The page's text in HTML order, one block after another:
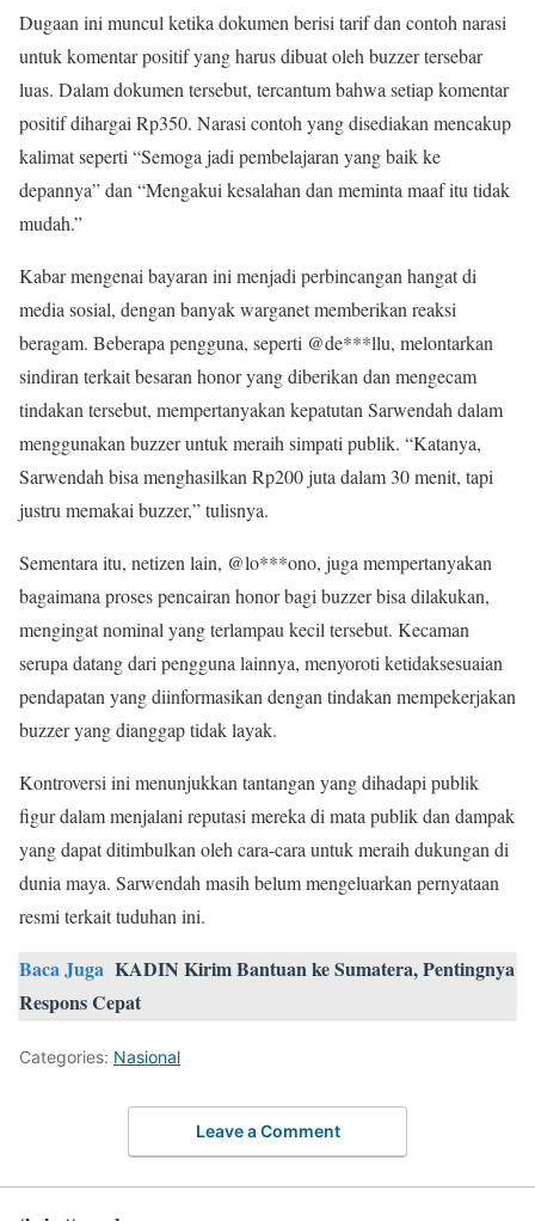
Dugaan ini muncul ketika dokumen berisi tarif dan contoh narasi
untuk komentar positif yang harus dibuat oleh buzzer tersebar
luas. Dalam dokumen tersebut, tercantum bahwa setiap komentar
positif dihargai Rp350. Narasi contoh yang disediakan mencakup
kalimat seperti “Semoga jadi pembelajaran yang baik ke
depannya” dan “Mengakui kesalahan dan meminta maaf itu tidak
mudah.”
Kabar mengenai bayaran ini menjadi perbincangan hangat di
media sosial, dengan banyak warganet memberikan reaksi
beragam. Beberapa pengguna, seperti @de***llu, melontarkan
sindiran terkait besaran honor yang diberikan dan mengecam
tindakan tersebut, mempertanyakan kepatutan Sarwendah dalam
menggunakan buzzer untuk meraih simpati publik. “Katanya,
Sarwendah bisa menghasilkan Rp200 juta dalam 30 menit, tapi
justru memakai buzzer,” tulisnya.
Sementara itu, netizen lain, @lo***ono, juga mempertanyakan
bagaimana proses pencairan honor bagi buzzer bisa dilakukan,
mengingat nominal yang terlampau kecil tersebut. Kecaman
serupa datang dari pengguna lainnya, menyoroti ketidaksesuaian
pendapatan yang diinformasikan dengan tindakan mempekerjakan
buzzer yang dianggap tidak layak.
Kontroversi ini menunjukkan tantangan yang dihadapi publik
figur dalam menjalani reputasi mereka di mata publik dan dampak
yang dapat ditimbulkan oleh cara-cara untuk meraih dukungan di
dunia maya. Sarwendah masih belum mengeluarkan pernyataan
resmi terkait tuduhan ini.
Baca Juga KADIN Kirim Bantuan ke Sumatera, Pentingnya
Respons Cepat
Categories: Nasional
Leave a Comment